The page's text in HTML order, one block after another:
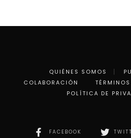
QUIÉNES SOMOS
COLABORACIÓN
POLÍTICA DE
FACEBOOK